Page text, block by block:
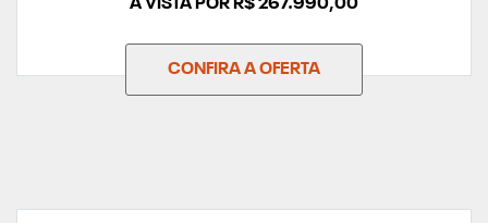
À VISTA POR R$ 267.990,00
CONFIRA A OFERTA